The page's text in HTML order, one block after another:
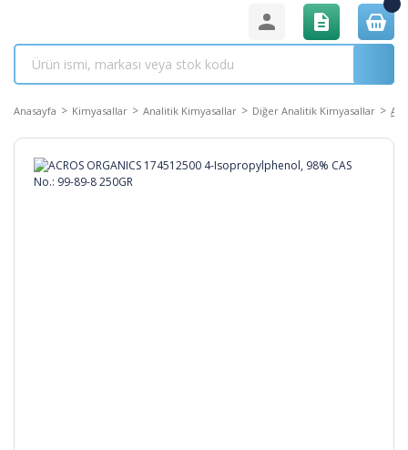
Anasayfa Kimyasallar Analitik Kimyasallar Diğer Analitik Kimyasallar